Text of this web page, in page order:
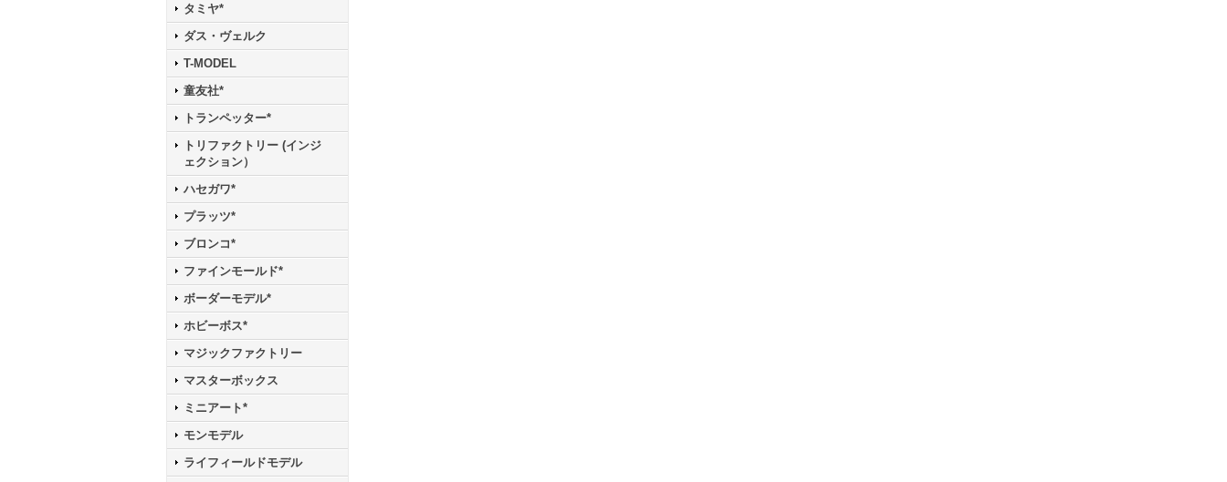
タミヤ*
ダス・ヴェルク
T-MODEL
童友社*
トランペッター*
トリファクトリー (インジ
ェクション）
ハセガワ*
プラッツ*
ブロンコ*
ファインモールド*
ボーダーモデル*
ホビーボス*
マジックファクトリー
マスターボックス
ミニアート*
モンモデル
ライフィールドモデル